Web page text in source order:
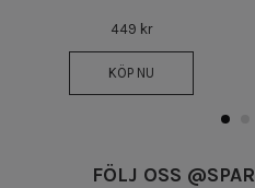
449 kr
KÖP NU
FÖLJ OSS